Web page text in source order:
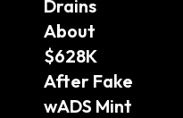
Drains
About
$628K
After Fake
wADS Mint